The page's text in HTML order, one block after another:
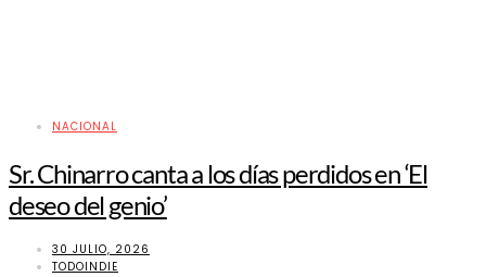
NACIONAL
Sr. Chinarro canta a los días perdidos en ‘El
deseo del genio’
30 JULIO, 2026
TODOINDIE